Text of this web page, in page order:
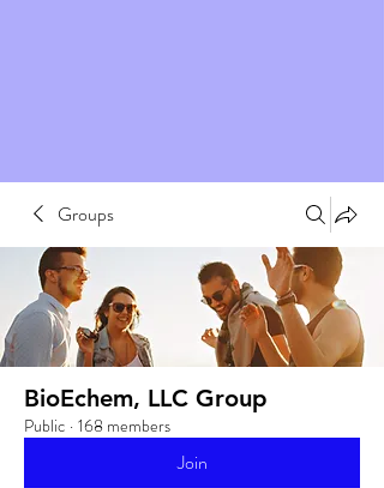
Groups
BioEchem, LLC Group
Public · 168 members
Join